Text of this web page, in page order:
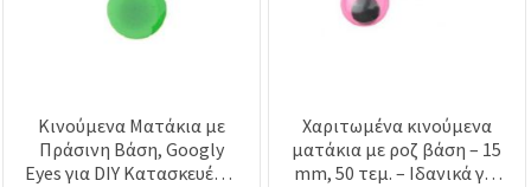
Κινούμενα Ματάκια με
Πράσινη Βάση, Googly
Eyes για DIY Κατασκευές &
Χαριτωμένα κινούμενα
ματάκια με ροζ βάση – 15
mm, 50 τεμ. – Ιδανικά για